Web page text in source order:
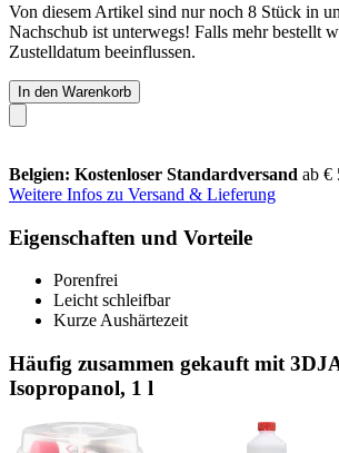
Von diesem Artikel sind nur noch 8 Stück in
Nachschub ist unterwegs! Falls mehr bestellt
Zustelldatum beeinflussen.
In den Warenkorb
Belgien: Kostenloser Standardversand ab €
Weitere Infos zu Versand & Lieferung
Eigenschaften und Vorteile
Porenfrei
Leicht schleifbar
Kurze Aushärtezeit
Häufig zusammen gekauft mit
Isopropanol, 1 l